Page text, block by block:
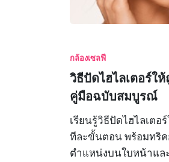
กล้องเซลฟี
วิธีปัดไฮไลเตอร์ใ
คู่มือฉบับสมบูรณ์
เรียนรู้วิธีปัดไฮไลเตอ
ทีละขั้นตอน พร้อมทริค
ตำแหน่งบนใบหน้าแล